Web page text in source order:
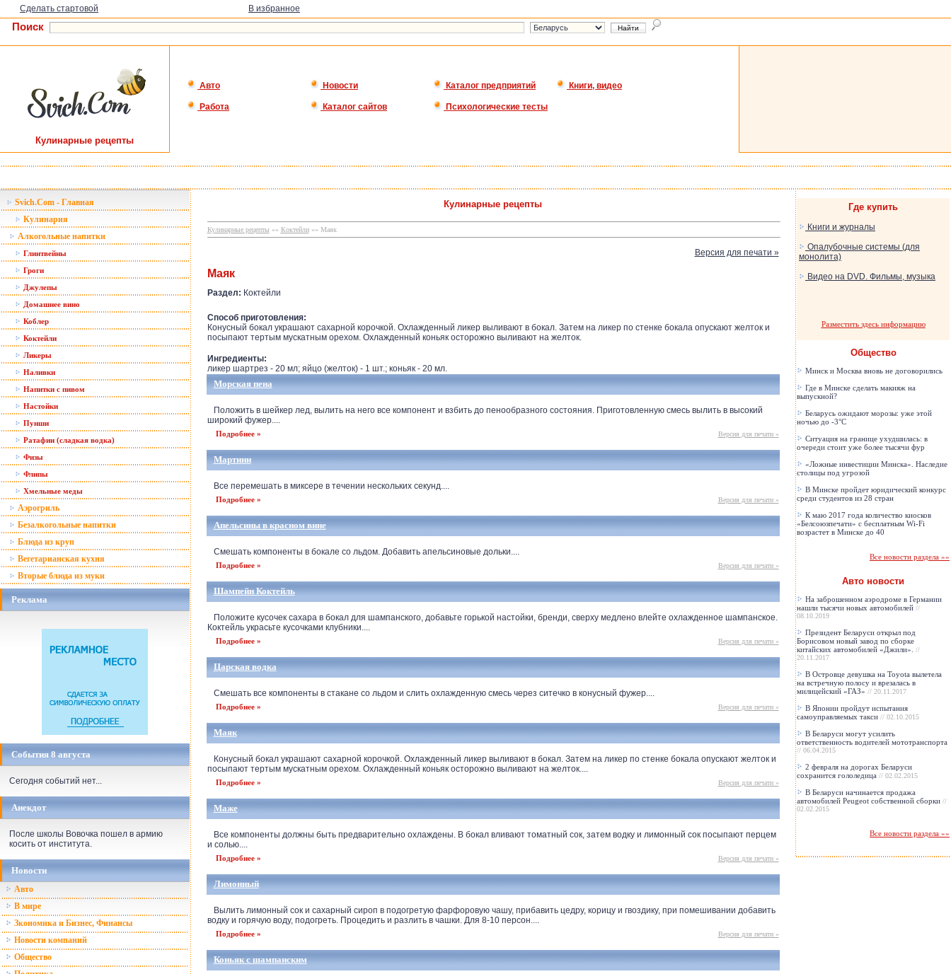
Сделать стартовой В избранное
Поиск
Кулинарные рецепты
Авто Новости Каталог предприятий Книги, видео
Работа Каталог сайтов Психологические тесты
Svich.Com - Главная
Кулинария
Алкогольные напитки
Глинтвейны
Гроги
Джулепы
Домашнее вино
Коблер
Коктейли
Ликеры
Наливки
Напитки с пивом
Настойки
Пунши
Ратафии (сладкая водка)
Физы
Флипы
Хмельные меды
Аэрогриль
Безалкогольные напитки
Блюда из круп
Вегетарианская кухня
Вторые блюда из муки
Реклама
События 8 августа
Сегодня событий нет...
Анекдот
После школы Вовочка пошел в армию
косить от института.
Новости
Авто
В мире
Зкономика и Бизнес, Финансы
Новости компаний
Общество
Кулинарные рецепты
Кулинарные рецепты »» Коктейли»» Маяк
Версия для печати »
Маяк
Раздел: Коктейли
Способ приготовления:
Конусный бокал украшают сахарной корочкой. Охлажденный ликер выливают в бокал. Затем на ликер по стенке бокала опускают желток и
посыпают тертым мускатным орехом. Охлажденный коньяк осторожно выливают на желток.
Ингредиенты:
ликер шартрез - 20 мл; яйцо (желток) - 1 шт.; коньяк - 20 мл.
Морская пена
Положить в шейкер лед, вылить на него все компонент и взбить до пенообразного состояния. Приготовленную смесь вылить в высокий
широкий фужер....
Подробнее » Версия для печати »
Мартини
Все перемешать в миксере в течении нескольких секунд....
Подробнее » Версия для печати »
Апельсины в красном вине
Смешать компоненты в бокале со льдом. Добавить апельсиновые дольки....
Подробнее » Версия для печати »
Шампейн Коктейль
Положите кусочек сахара в бокал для шампанского, добавьте горькой настойки, бренди, сверху медлено влейте охлажденное шампанское.
Коктейль украсьте кусочками клубники....
Подробнее » Версия для печати »
Царская водка
Смешать все компоненты в стакане со льдом и слить охлажденную смесь через ситечко в конусный фужер....
Подробнее » Версия для печати »
Маяк
Конусный бокал украшают сахарной корочкой. Охлажденный ликер выливают в бокал. Затем на ликер по стенке бокала опускают желток и
посыпают тертым мускатным орехом. Охлажденный коньяк осторожно выливают на желток....
Подробнее » Версия для печати »
Маже
Все компоненты должны быть предварительно охлаждены. В бокал вливают томатный сок, затем водку и лимонный сок посыпают перцем
и солью....
Подробнее » Версия для печати »
Лимонный
Вылить лимонный сок и сахарный сироп в подогретую фарфоровую чашу, прибавить цедру, корицу и гвоздику, при помешивании добавить
водку и горячую воду, подогреть. Процедить и разлить в чашки. Для 8-10 персон....
Подробнее » Версия для печати »
Коньяк с шампанским
Где купить
Книги и журналы
Опалубочные системы (для
монолита)
Видео на DVD. Фильмы, музыка
Разместить здесь информацию
Общество
Минск и Москва вновь не договорились
Где в Минске сделать макияж на
выпускной?
Беларусь ожидают морозы: уже этой
ночью до -3°C
Ситуация на границе ухудшилась: в
очереди стоит уже более тысячи фур
«Ложные инвестиции Минска». Наследие
столицы под угрозой
В Минске пройдет юридический конкурс
среди студентов из 28 стран
К маю 2017 года количество киосков
«Белсоюзпечати» с бесплатным Wi-Fi
возрастет в Минске до 40
Все новости раздела »»
Авто новости
На заброшенном аэродроме в Германии
нашли тысячи новых автомобилей //
08.10.2019
Президент Беларуси открыл под
Борисовом новый завод по сборке
китайских автомобилей «Джили». //
20.11.2017
В Островце девушка на Toyota вылетела
на встречную полосу и врезалась в
милицейский «ГАЗ» // 20.11.2017
В Японии пройдут испытания
самоуправляемых такси // 02.10.2015
В Беларуси могут усилить
ответственность водителей мототранспорта
// 06.04.2015
2 февраля на дорогах Беларуси
сохранится гололедица // 02.02.2015
В Беларуси начинается продажа
автомобилей Peugeot собственной сборки //
02.02.2015
Все новости раздела »»